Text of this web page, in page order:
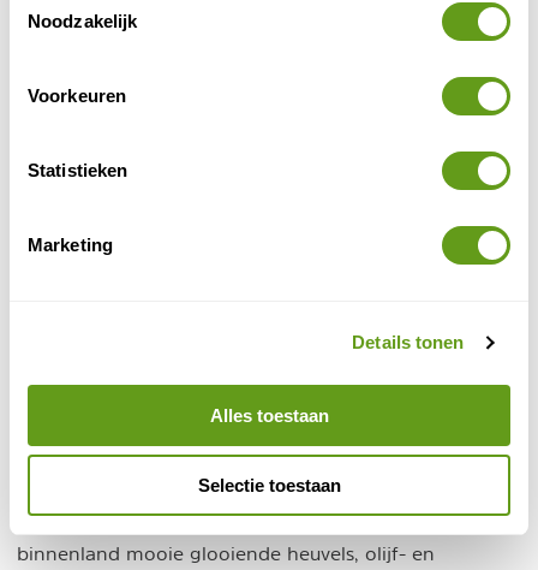
Noodzakelijk
Voorkeuren
Statistieken
Marketing
Details tonen
Alles toestaan
Selectie toestaan
3. Wandelen in de Alentejo
bekende Alentejo, de uitgestrekte streek tussen
binnenland mooie glooiende heuvels, olijf- en